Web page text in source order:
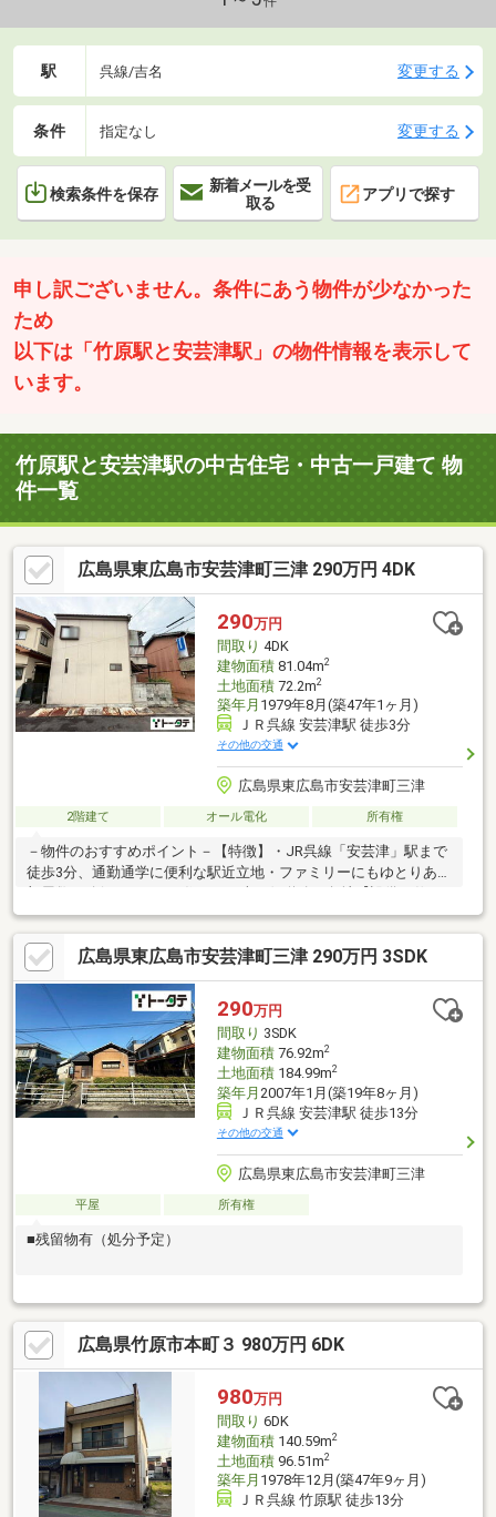
駅 呉線/吉名 変更する
条件 指定なし 変更する
検索条件を保存
新着メールを受
取る
アプリで探す
申し訳ございません。条件にあう物件が少なかった
ため
以下は「竹原駅と安芸津駅」の物件情報を表示して
います。
竹原駅と安芸津駅の中古住宅・中古一戸建て 物
件一覧
広島県東広島市安芸津町三津 290万円 4DK
290万円
間取り 4DK
建物面積81.04m2
土地面積72.2m2
築年月 1979年8月(築47年1ヶ月)
ＪＲ呉線 安芸津駅 徒歩3分
その他の交通
広島県東広島市安芸津町三津
2階建て オール電化 所有権
－物件のおすすめポイント－【特徴】・JR呉線「安芸津」駅まで
徒歩3分、通勤通学に便利な駅近立地・ファミリーにもゆとりある
様】・毎日のお料理や生活に安心で経済的なオール電化住宅【周
辺環境】・JR安芸津駅：徒歩3分・安芸津病院バス停：徒歩4分【
ご希望の住まい探しをお手伝いします 】物件の詳細やご相談な
ど、お気軽にお問い合わせください。
広島県東広島市安芸津町三津 290万円 3SDK
290万円
間取り 3SDK
建物面積76.92m2
土地面積184.99m2
築年月 2007年1月(築19年8ヶ月)
ＪＲ呉線 安芸津駅 徒歩13分
その他の交通
広島県東広島市安芸津町三津
平屋 所有権
■残留物有（処分予定）
広島県竹原市本町３ 980万円 6DK
980万円
間取り 6DK
建物面積140.59m2
土地面積96.51m2
築年月 1978年12月(築47年9ヶ月)
ＪＲ呉線 竹原駅 徒歩13分